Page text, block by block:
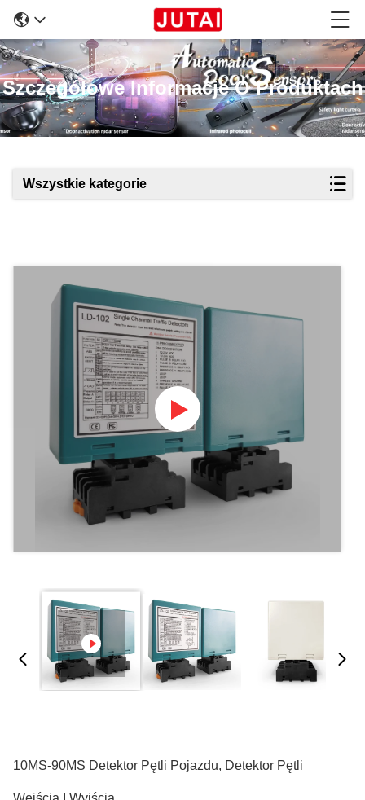
Szczegółowe Informacje O Produktach
Wszystkie kategorie
10MS-90MS Detektor Pętli Pojazdu, Detektor Pętli